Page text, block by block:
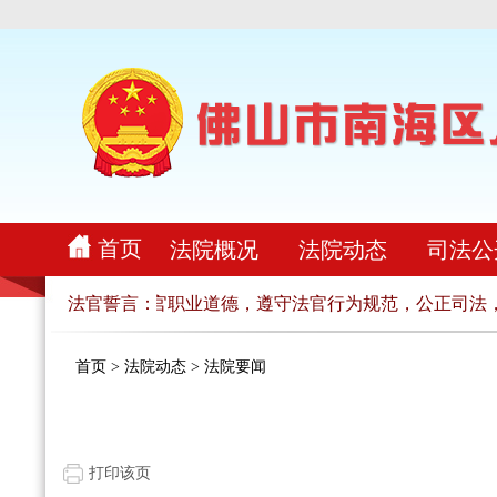
首页 法院概况 法院动态 司法
法官誓言：
官职责，恪守法官职业道德，遵守法官行为规范，公正司法
首页 > 法院动态 > 法院要闻
打印该页